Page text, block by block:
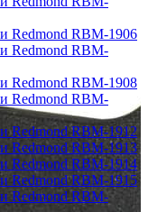
Redmond RBM-1906
Redmond RBM-
Redmond RBM-1908
Redmond RBM-
Redmond RBM-1912
Redmond RBM-1913
Redmond RBM-1914
Redmond RBM-1915
Redmond RBM-